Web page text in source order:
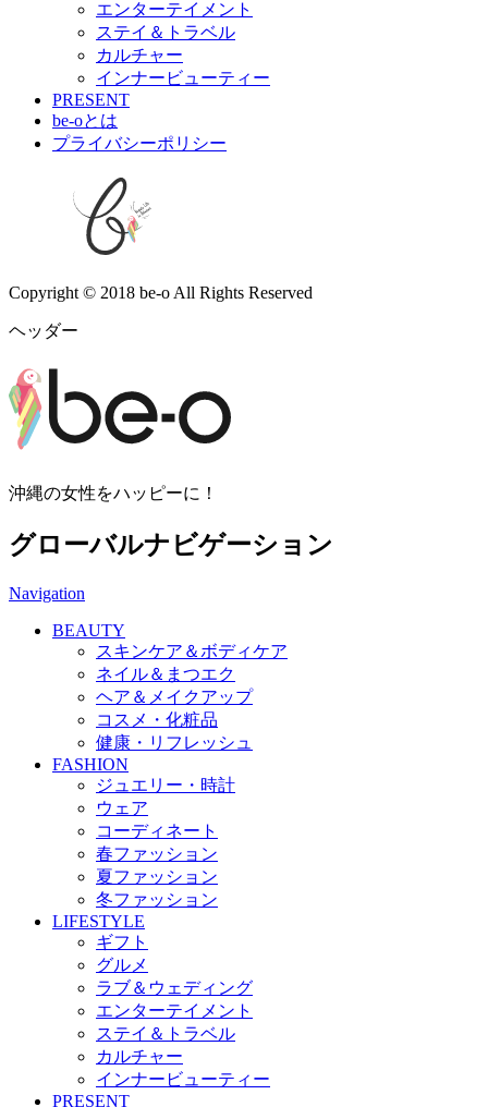
エンターテイメント
ステイ＆トラベル
カルチャー
インナービューティー
PRESENT
be-oとは
プライバシーポリシー
Copyright © 2018 be-o All Rights Reserved
ヘッダー
沖縄の女性をハッピーに！
グローバルナビゲーション
Navigation
BEAUTY
スキンケア＆ボディケア
ネイル＆まつエク
ヘア＆メイクアップ
コスメ・化粧品
健康・リフレッシュ
FASHION
ジュエリー・時計
ウェア
コーディネート
春ファッション
夏ファッション
冬ファッション
LIFESTYLE
ギフト
グルメ
ラブ＆ウェディング
エンターテイメント
ステイ＆トラベル
カルチャー
インナービューティー
PRESENT